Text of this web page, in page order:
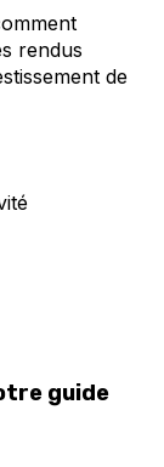
rendus
de
guide